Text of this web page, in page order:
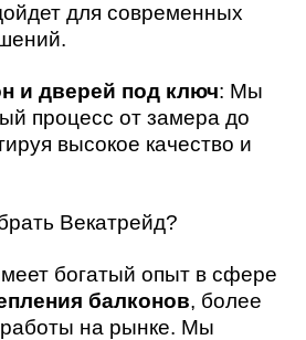
для современных
и дверей под ключ: Мы
процесс от замера до
высокое качество и
Векатрейд?
богатый опыт в сфере
балконов, более
на рынке. Мы